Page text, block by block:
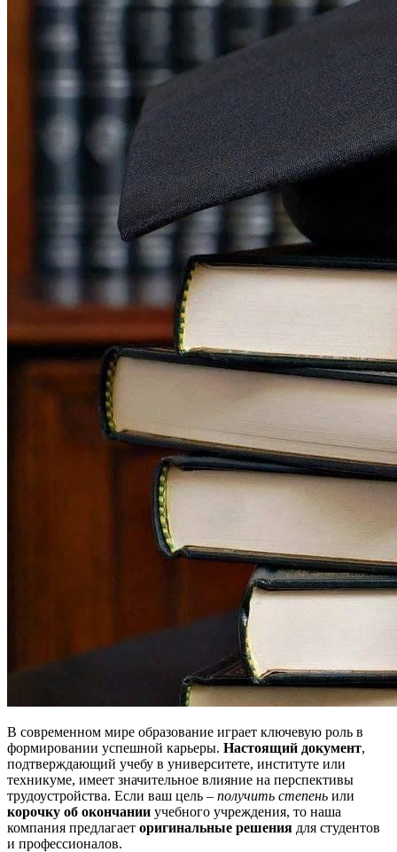
В современном мире образование играет ключевую роль в
формировании успешной карьеры. Настоящий документ,
подтверждающий учебу в университете, институте или
техникуме, имеет значительное влияние на перспективы
трудоустройства. Если ваш цель – получить степень или
корочку об окончании учебного учреждения, то наша
компания предлагает оригинальные решения для студентов
и профессионалов.